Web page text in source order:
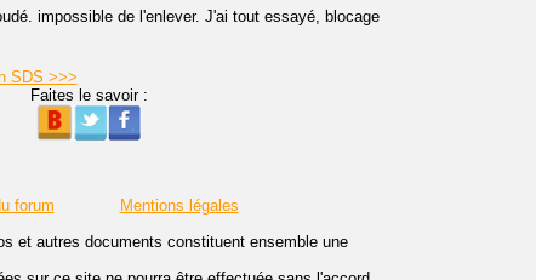
impossible de l'enlever. J'ai tout essayé, blocage
SDS >>>
Faites le savoir :
forum
Mentions légales
et autres documents constituent ensemble une